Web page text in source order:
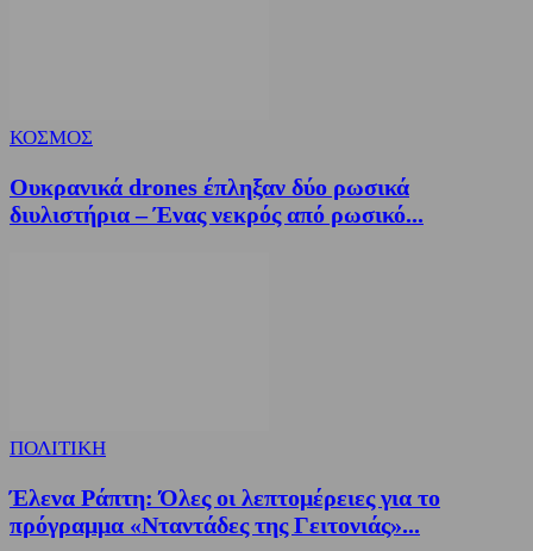
ΚΟΣΜΟΣ
Ουκρανικά drones έπληξαν δύο ρωσικά
διυλιστήρια – Ένας νεκρός από ρωσικό...
ΠΟΛΙΤΙΚΗ
Έλενα Ράπτη: Όλες οι λεπτομέρειες για το
πρόγραμμα «Νταντάδες της Γειτονιάς»...